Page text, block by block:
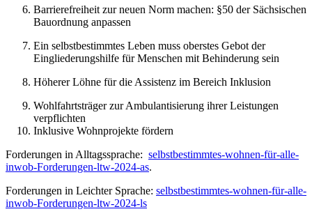
Barrierefreiheit zur neuen Norm machen: §50 der Sächsischen
Bauordnung anpassen
Ein selbstbestimmtes Leben muss oberstes Gebot der
Eingliederungshilfe für Menschen mit Behinderung sein
Höherer Löhne für die Assistenz im Bereich Inklusion
Wohlfahrtsträger zur Ambulantisierung ihrer Leistungen
verpflichten
Inklusive Wohnprojekte fördern
Forderungen in Alltagssprache: selbstbestimmtes-wohnen-für-alle-
inwob-Forderungen-ltw-2024-as.
Forderungen in Leichter Sprache: selbstbestimmtes-wohnen-für-alle-
inwob-Forderungen-ltw-2024-ls